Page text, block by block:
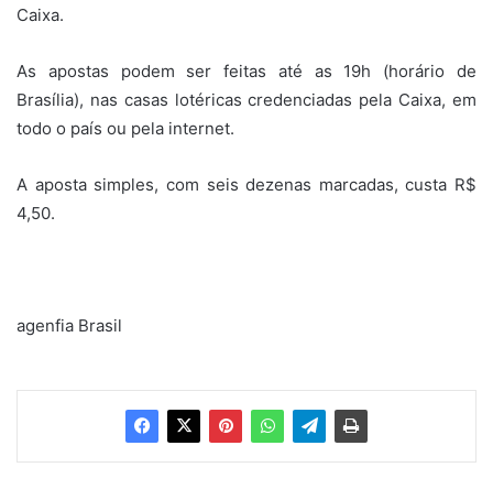
Caixa.
As apostas podem ser feitas até as 19h (horário de
Brasília), nas casas lotéricas credenciadas pela Caixa, em
todo o país ou pela internet.
A aposta simples, com seis dezenas marcadas, custa R$
4,50.
agenfia Brasil